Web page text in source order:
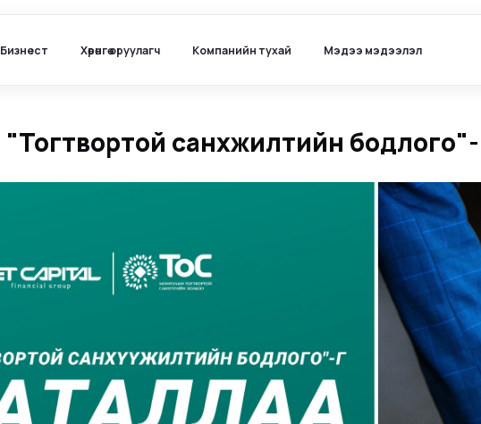
Бизнест Хөрөнгө оруулагч Компанийн тухай Мэдээ мэдээлэл
"Тогтвортой санхүүжилтийн